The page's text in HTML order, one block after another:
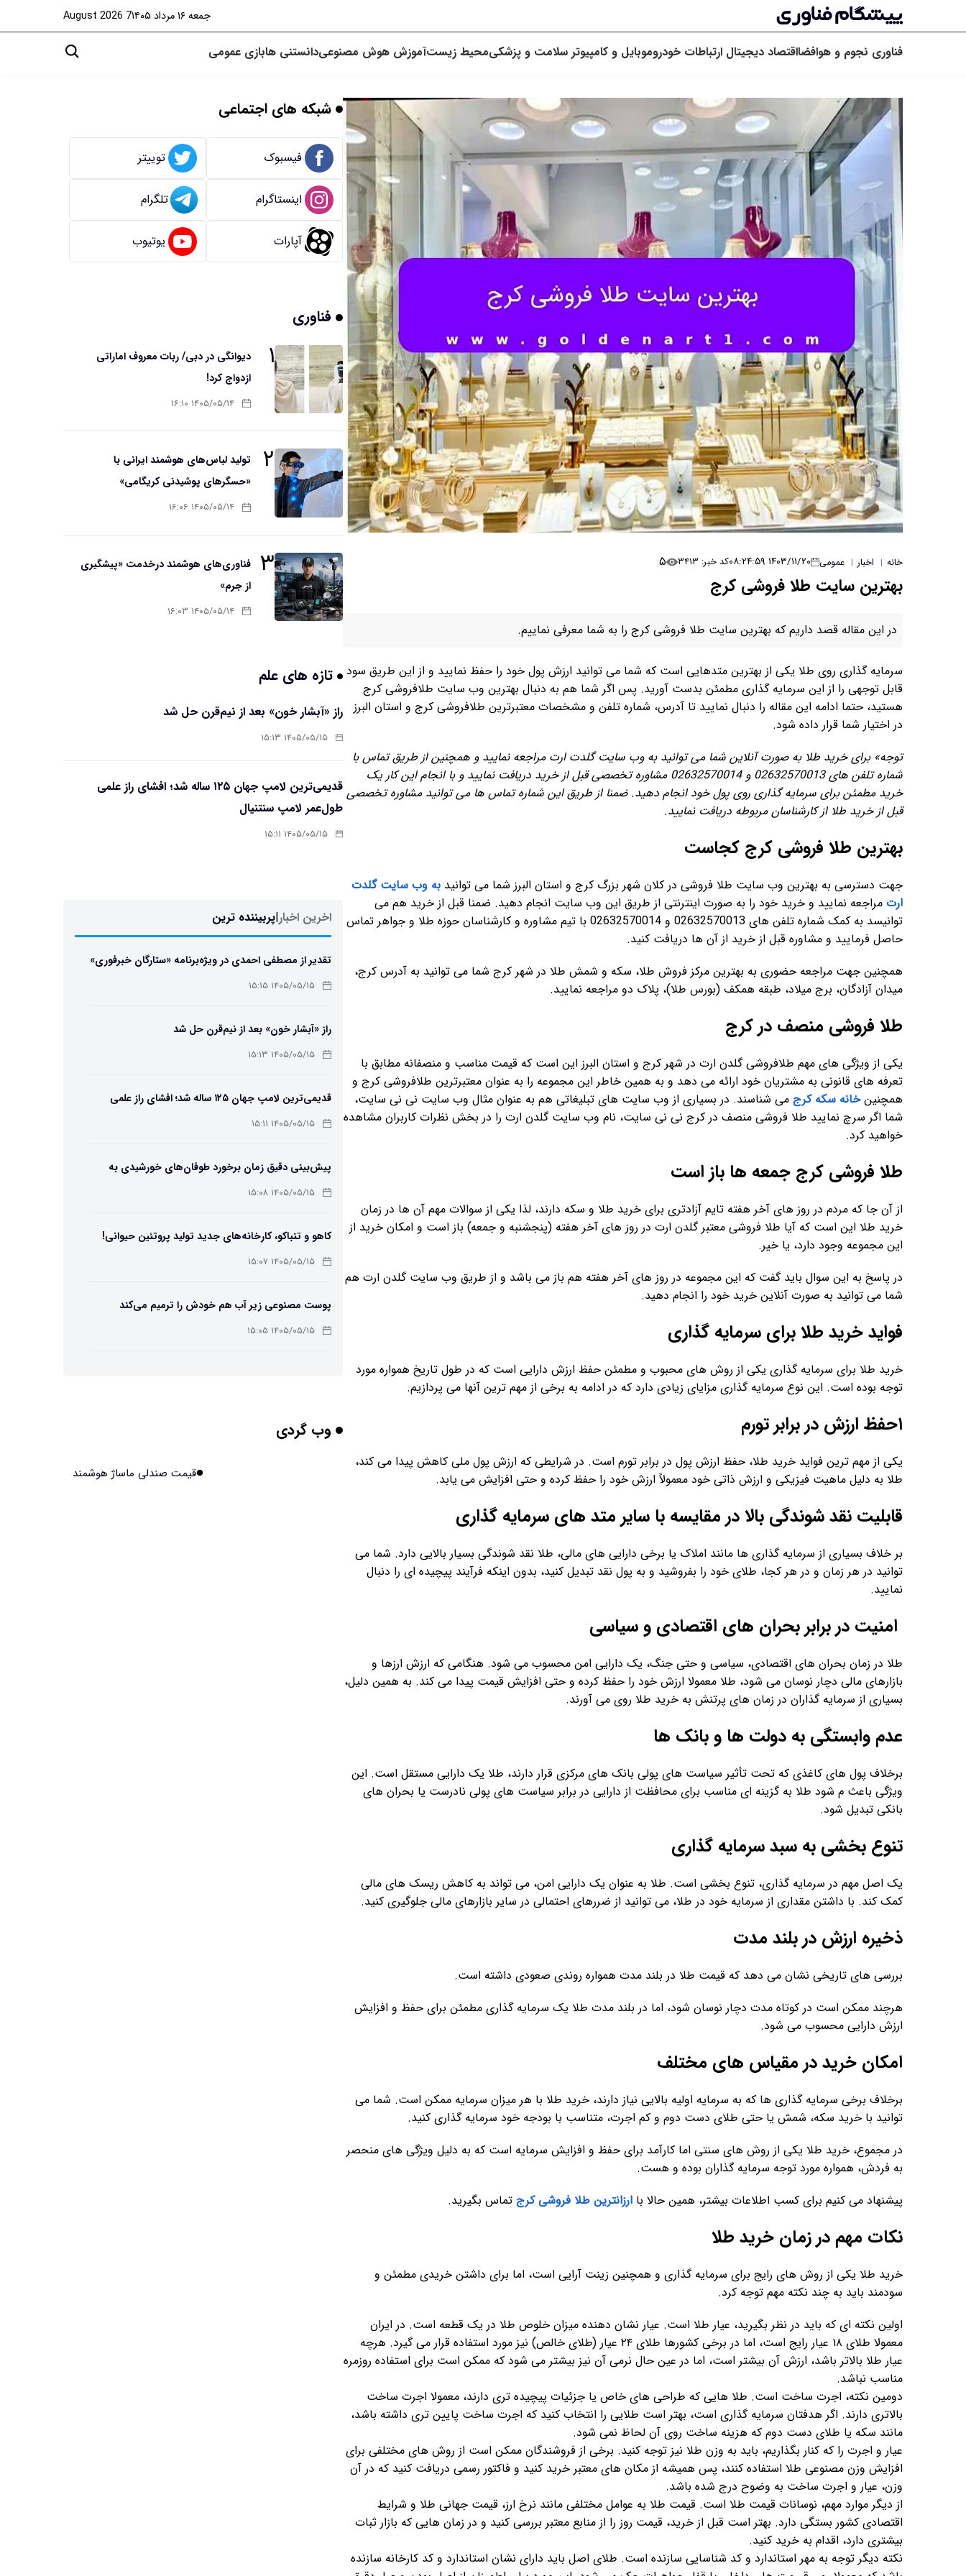
جمعه ۱۶ مرداد ۱۴۰۵ 7 August 2026
فناوری نجوم و هوافضااقتصاد دیجیتال ارتباطات خودروموبایل و کامپیوتر سلامت و پزشکیمحیط زیستآموزش هوش مصنوعیدانستنی هابازی عمومی
خانه | اخبار | عمومی ۱۴۰۳/۱۱/۲۰ ۰۸:۲۴:۵۹ کد خبر: ۳۴۱۳ ۵
بهترین سایت طلا فروشی کرج
در این مقاله قصد داریم که بهترین سایت طلا فروشی کرج را به شما معرفی نماییم.
سرمایه گذاری روی طلا یکی از بهترین متدهایی است که شما می توانید ارزش پول خود را حفظ نمایید و از این طریق سود
قابل توجهی را از این سرمایه گذاری مطمئن بدست آورید. پس اگر شما هم به دنبال بهترین وب سایت طلافروشی کرج
هستید، حتما ادامه این مقاله را دنبال نمایید تا آدرس، شماره تلفن و مشخصات معتبرترین طلافروشی کرج و استان البرز
در اختیار شما قرار داده شود.
توجه» برای خرید طلا به صورت آنلاین شما می توانید به وب سایت گلدت ارت مراجعه نمایید و همچنین از طریق تماس با
شماره تلفن های 02632570013 و 02632570014 مشاوره تخصصی قبل از خرید دریافت نمایید و با انجام این کار یک
خرید مطمئن برای سرمایه گذاری روی پول خود انجام دهید. ضمنا از طریق این شماره تماس ها می توانید مشاوره تخصصی
قبل از خرید طلا از کارشناسان مربوطه دریافت نمایید.
بهترین طلا فروشی کرج کجاست
جهت دسترسی به بهترین وب سایت طلا فروشی در کلان شهر بزرگ کرج و استان البرز شما می توانید به وب سایت گلدت
ارت مراجعه نمایید و خرید خود را به صورت اینترنتی از طریق این وب سایت انجام دهید. ضمنا قبل از خرید هم می
توانیسد به کمک شماره تلفن های 02632570013 و 02632570014 با تیم مشاوره و کارشناسان حوزه طلا و جواهر تماس
حاصل فرمایید و مشاوره قبل از خرید از آن ها دریافت کنید.
همچنین جهت مراجعه حضوری به بهترین مرکز فروش طلا، سکه و شمش طلا در شهر کرج شما می توانید به آدرس کرج،
میدان آزادگان، برج میلاد، طبقه همکف (بورس طلا)، پلاک دو مراجعه نمایید.
طلا فروشی منصف در کرج
یکی از ویژگی های مهم طلافروشی گلدن ارت در شهر کرج و استان البرز این است که قیمت مناسب و منصفانه مطابق با
تعرفه های قانونی به مشتریان خود ارائه می دهد و به همین خاطر این مجموعه را به عنوان معتبرترین طلافروشی کرج و
همچنینخانه سکه کرج می شناسند. در بسیاری از وب سایت های تبلیغاتی هم به عنوان مثال وب سایت نی نی سایت،
شما اگر سرچ نمایید طلا فروشی منصف در کرج نی نی سایت، نام وب سایت گلدن ارت را در بخش نظرات کاربران مشاهده
خواهید کرد.
طلا فروشی کرج جمعه ها باز است
از آن جا که مردم در روز های آخر هفته تایم آزادتری برای خرید طلا و سکه دارند، لذا یکی از سوالات مهم آن ها در زمان
خرید طلا این است که آیا طلا فروشی معتبر گلدن ارت در روز های آخر هفته (پنجشنبه و جمعه) باز است و امکان خرید از
این مجموعه وجود دارد، یا خیر.
در پاسخ به این سوال باید گفت که این مجموعه در روز های آخر هفته هم باز می باشد و از طریق وب سایت گلدن ارت هم
شما می توانید به صورت آنلاین خرید خود را انجام دهید.
فواید خرید طلا برای سرمایه گذاری
خرید طلا برای سرمایه گذاری یکی از روش ‌های محبوب و مطمئن حفظ ارزش دارایی است که در طول تاریخ همواره مورد
توجه بوده است. این نوع سرمایه گذاری مزایای زیادی دارد که در ادامه به برخی از مهم ترین آنها می پردازیم.
۱حفظ ارزش در برابر تورم
یکی از مهم ‌ترین فواید خرید طلا، حفظ ارزش پول در برابر تورم است. در شرایطی که ارزش پول ملی کاهش پیدا می ‌کند،
طلا به دلیل ماهیت فیزیکی و ارزش ذاتی خود معمولاً ارزش خود را حفظ کرده و حتی افزایش می یابد.
قابلیت نقد شوندگی بالا در مقایسه با سایر متد های سرمایه گذاری
بر خلاف بسیاری از سرمایه گذاری ها مانند املاک یا برخی دارایی ‌های مالی، طلا نقد شوندگی بسیار بالایی دارد. شما می
‌توانید در هر زمان و در هر کجا، طلای خود را بفروشید و به پول نقد تبدیل کنید، بدون اینکه فرآیند پیچیده ‌ای را دنبال
نمایید.
امنیت در برابر بحران ‌های اقتصادی و سیاسی
طلا در زمان بحران ‌های اقتصادی، سیاسی و حتی جنگ، یک دارایی امن محسوب می شود. هنگامی که ارزش ارزها و
بازارهای مالی دچار نوسان می ‌شود، طلا معمولا ارزش خود را حفظ کرده و حتی افزایش قیمت پیدا می ‌کند. به همین دلیل،
بسیاری از سرمایه ‌گذاران در زمان های پرتنش به خرید طلا روی می ‌آورند.
عدم وابستگی به دولت ها و بانک ها
برخلاف پول ‌های کاغذی که تحت تأثیر سیاست های پولی بانک های مرکزی قرار دارند، طلا یک دارایی مستقل است. این
ویژگی باعث م ‌شود طلا به گزینه ای مناسب برای محافظت از دارایی در برابر سیاست های پولی نادرست یا بحران ‌های
بانکی تبدیل شود.
تنوع بخشی به سبد سرمایه گذاری
یک اصل مهم در سرمایه گذاری، تنوع بخشی است. طلا به عنوان یک دارایی امن، می ‌تواند به کاهش ریسک ‌های مالی
کمک کند. با داشتن مقداری از سرمایه خود در طلا، می ‌توانید از ضررهای احتمالی در سایر بازارهای مالی جلوگیری کنید.
ذخیره ارزش در بلند مدت
بررسی ‌های تاریخی نشان می ‌دهد که قیمت طلا در بلند مدت همواره روندی صعودی داشته است.
هرچند ممکن است در کوتاه ‌مدت دچار نوسان شود، اما در بلند مدت طلا یک سرمایه ‌گذاری مطمئن برای حفظ و افزایش
ارزش دارایی محسوب می ‌شود.
امکان خرید در مقیاس ‌های مختلف
برخلاف برخی سرمایه ‌گذاری ها که به سرمایه اولیه بالایی نیاز دارند، خرید طلا با هر میزان سرمایه ممکن است. شما می
‌توانید با خرید سکه، شمش یا حتی طلای دست ‌دوم و کم ‌اجرت، متناسب با بودجه خود سرمایه گذاری کنید.
در مجموع، خرید طلا یکی از روش ‌های سنتی اما کارآمد برای حفظ و افزایش سرمایه است که به دلیل ویژگی ‌های منحصر‌
به ‌فردش، همواره مورد توجه سرمایه ‌گذاران بوده و هست.
پیشنهاد می کنیم برای کسب اطلاعات بیشتر، همین حالا با ارزانترین طلا فروشی کرج تماس بگیرید.
نکات مهم در زمان خرید طلا
خرید طلا یکی از روش های رایج برای سرمایه گذاری و همچنین زینت آرایی است، اما برای داشتن خریدی مطمئن و
سودمند باید به چند نکته مهم توجه کرد.
اولین نکته ‌ای که باید در نظر بگیرید، عیار طلا است. عیار نشان دهنده میزان خلوص طلا در یک قطعه است. در ایران
معمولا طلای ۱۸ عیار رایج است، اما در برخی کشورها طلای ۲۴ عیار (طلای خالص) نیز مورد استفاده قرار می گیرد. هرچه
عیار طلا بالاتر باشد، ارزش آن بیشتر است، اما در عین حال نرمی آن نیز بیشتر می ‌شود که ممکن است برای استفاده روزمره
مناسب نباشد.
دومین نکته، اجرت ساخت است. طلا هایی که طراحی های خاص یا جزئیات پیچیده ‌تری دارند، معمولا اجرت ساخت
بالاتری دارند. اگر هدفتان سرمایه گذاری است، بهتر است طلایی را انتخاب کنید که اجرت ساخت پایین تری داشته باشد،
مانند سکه یا طلای دست ‌دوم که هزینه ساخت روی آن لحاظ نمی ‌شود.
عیار و اجرت را که کنار بگذاریم، باید به وزن طلا نیز توجه کنید. برخی از فروشندگان ممکن است از روش های مختلفی برای
افزایش وزن مصنوعی طلا استفاده کنند، پس همیشه از مکان ‌های معتبر خرید کنید و فاکتور رسمی دریافت کنید که در آن
وزن، عیار و اجرت ساخت به ‌وضوح درج شده باشد.
از دیگر موارد مهم، نوسانات قیمت طلا است. قیمت طلا به عوامل مختلفی مانند نرخ ارز، قیمت جهانی طلا و شرایط
اقتصادی کشور بستگی دارد. بهتر است قبل از خرید، قیمت روز را از منابع معتبر بررسی کنید و در زمان هایی که بازار ثبات
بیشتری دارد، اقدام به خرید کنید.
نکته دیگر توجه به مهر استاندارد و کد شناسایی سازنده است. طلای اصل باید دارای نشان استاندارد و کد کارخانه سازنده
شبکه های اجتماعی
فیسبوک توییتر
اینستاگرام تلگرام
آپارات یوتیوب
فناوری
۱
دیوانگی در دبی/ ربات معروف اماراتی
ازدواج کرد!
۱۴۰۵/۰۵/۱۴ ۱۶:۱۰
۲
تولید لباس‌های هوشمند ایرانی با
«حسگرهای پوشیدنی کریگامی»
۱۴۰۵/۰۵/۱۴ ۱۶:۰۶
۳ فناوری‌های هوشمند درخدمت «پیشگیری
از جرم»
۱۴۰۵/۰۵/۱۴ ۱۶:۰۳
تازه های علم
راز «آبشار خون» بعد از نیم‌قرن حل شد
۱۴۰۵/۰۵/۱۵ ۱۵:۱۳
قدیمی‌ترین لامپ جهان ۱۲۵ ساله شد؛ افشای راز علمی
طول‌عمر لامپ سنتنیال
۱۴۰۵/۰۵/۱۵ ۱۵:۱۱
اخرین اخبار|پربیننده ترین
تقدیر از مصطفی احمدی در ویژه‌برنامه «ستارگان خبرفوری»
۱۴۰۵/۰۵/۱۵ ۱۵:۱۵
راز «آبشار خون» بعد از نیم‌قرن حل شد
۱۴۰۵/۰۵/۱۵ ۱۵:۱۳
قدیمی‌ترین لامپ جهان ۱۲۵ ساله شد؛ افشای راز علمی
طول‌عمر لامپ سنتنیال
۱۴۰۵/۰۵/۱۵ ۱۵:۱۱
پیش‌بینی دقیق زمان برخورد طوفان‌های خورشیدی به
زمین ممکن شد
۱۴۰۵/۰۵/۱۵ ۱۵:۰۸
کاهو و تنباکو، کارخانه‌های جدید تولید پروتئین حیوانی!
۱۴۰۵/۰۵/۱۵ ۱۵:۰۷
پوست مصنوعی زیر آب هم خودش را ترمیم می‌کند
۱۴۰۵/۰۵/۱۵ ۱۵:۰۵
برنج فضایی چین به مرحله برداشت رسید
وب گردی
قیمت صندلی ماساژ هوشمند